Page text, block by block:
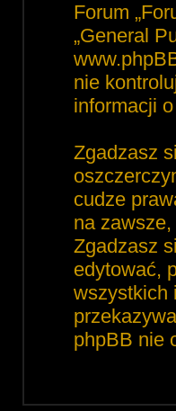
Forum
„General
nie
informacji
Zgadzasz
cudze
na
Zgadzasz
edytować,
wszystkich
phpBB nie